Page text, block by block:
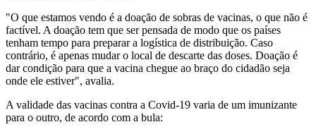
"O que estamos vendo é a doação de sobras de vacinas, o que não é
factível. A doação tem que ser pensada de modo que os países
tenham tempo para preparar a logística de distribuição. Caso
contrário, é apenas mudar o local de descarte das doses. Doação é
dar condição para que a vacina chegue ao braço do cidadão seja
onde ele estiver", avalia.
A validade das vacinas contra a Covid-19 varia de um imunizante
para o outro, de acordo com a bula: